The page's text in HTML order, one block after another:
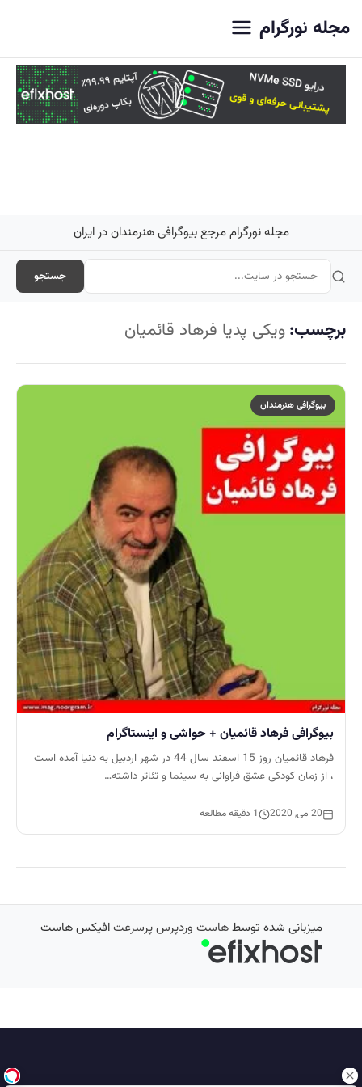
مجله نورگرام
مجله نورگرام مرجع بیوگرافی هنرمندان در ایران
جستجو
برچسب:ویکی پدیا فرهاد قائمیان
بیوگرافی هنرمندان
بیوگرافی فرهاد قائمیان + حواشی و اینستاگرام
فرهاد قائمیان روز 15 اسفند سال 44 در شهر اردبیل به دنیا آمده است
، از زمان کودکی عشق فراوانی به سینما و تئاتر داشته…
20 می, 2020 1 دقیقه مطالعه
میزبانی شده توسطهاست وردپرس پرسرعتافیکس هاست